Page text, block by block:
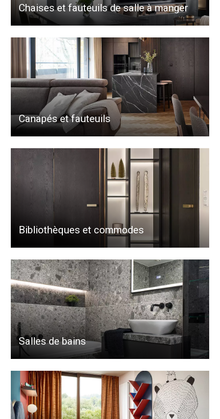
Chaises et fauteuils de salle à manger
Canapés et fauteuils
Bibliothèques et commodes
Salles de bains